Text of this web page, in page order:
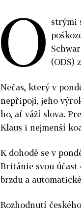
O strými
(ODS)
Nečas, který v
nepřipojí, jeho
ho, ať váží slova.
Klaus i nejmenší
K dohodě se v
Británie svou
brzdu a
Rozhodnutí